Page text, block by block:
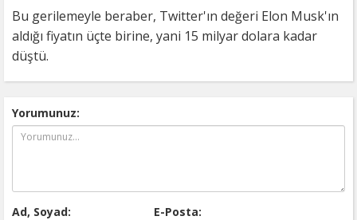
Bu gerilemeyle beraber, Twitter'ın değeri Elon Musk'ın
aldığı fiyatın üçte birine, yani 15 milyar dolara kadar
düştü.
Yorumunuz:
Ad, Soyad: E-Posta: